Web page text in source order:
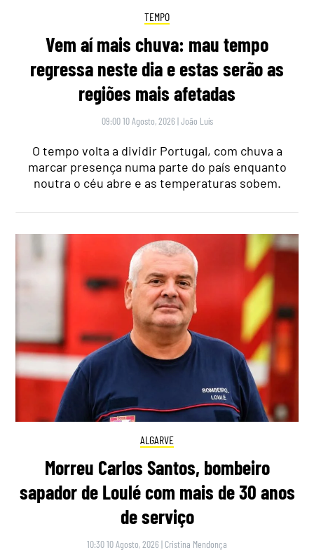
TEMPO
Vem aí mais chuva: mau tempo
regressa neste dia e estas serão as
regiões mais afetadas
09:00 10 Agosto, 2026 |João Luís
O tempo volta a dividir Portugal, com chuva a
marcar presença numa parte do país enquanto
noutra o céu abre e as temperaturas sobem.
ALGARVE
Morreu Carlos Santos, bombeiro
sapador de Loulé com mais de 30 anos
de serviço
10:30 10 Agosto, 2026 | Cristina Mendonça